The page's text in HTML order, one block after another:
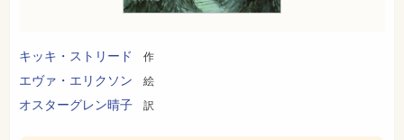
キッキ・ストリード 作
エヴァ・エリクソン 絵
オスターグレン晴子 訳